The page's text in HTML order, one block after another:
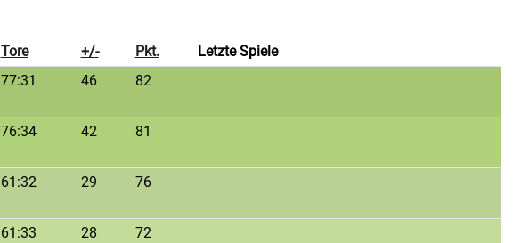
Tore +/- Pkt.
Letzte Spiele
77:31 46 82
76:34 42 81
61:32 29 76
61:33 28 72